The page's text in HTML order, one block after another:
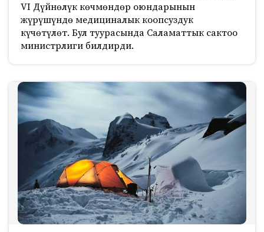
VI Дүйнөлүк көчмөндөр оюндарынын
жүрүшүндө медициналык коопсуздук
күчөтүлөт. Бул туурасында Саламаттык сактоо
министрлиги билдирди.